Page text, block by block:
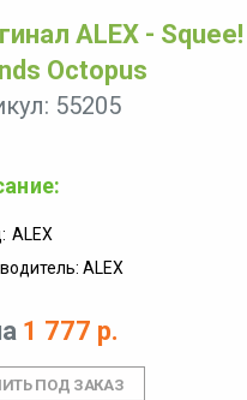
ALEX -
Octopus
55205
ALEX
ALEX
1 777 р.